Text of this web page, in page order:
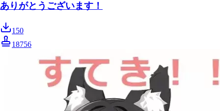
ありがとうございます！
150
18756